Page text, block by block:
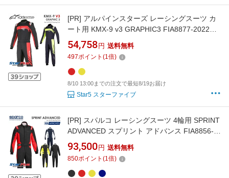
[PR] アルパインスターズ レーシングスーツ カ
ート用 KMX-9 v3 GRAPHIC3 FIA8877-2022公
認 alpinestars 2026年継続モデル
54,758 円 送料無料
497ポイント (1倍)
8/10 13:00までの注文で最短8/19お届け
Star5 スターファイブ
[PR] スパルコ レーシングスーツ 4輪用 SPRINT
ADVANCED スプリント アドバンス FIA8856-
2018公認 Sparco
93,500 円 送料無料
850ポイント (1倍)